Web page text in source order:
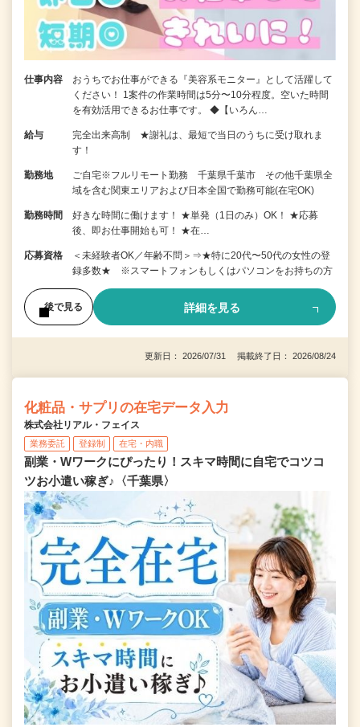
仕事内容
おうちでお仕事ができる『美容系モニター』として活躍して
ください！ 1案件の作業時間は5分〜10分程度。空いた時間
を有効活用できるお仕事です。 ◆【いろん…
給与
完全出来高制 ★謝礼は、最短で当日のうちに受け取れま
す！
勤務地
ご自宅※フルリモート勤務 千葉県千葉市 その他千葉県全
域を含む関東エリアおよび日本全国で勤務可能(在宅OK)
勤務時間
好きな時間に働けます！ ★単発（1日のみ）OK！ ★応募
後、即お仕事開始も可！ ★在…
応募資格
＜未経験者OK／年齢不問＞⇒★特に20代〜50代の女性の登
録多数★ ※スマートフォンもしくはパソコンをお持ちの方
後で見る 詳細を見る
更新日： 2026/07/31 掲載終了日： 2026/08/24
化粧品・サプリの在宅データ入力
株式会社リアル・フェイス
業務委託 登録制 在宅・内職
副業・Wワークにぴったり！スキマ時間に自宅でコツコ
ツお小遣い稼ぎ♪〈千葉県〉